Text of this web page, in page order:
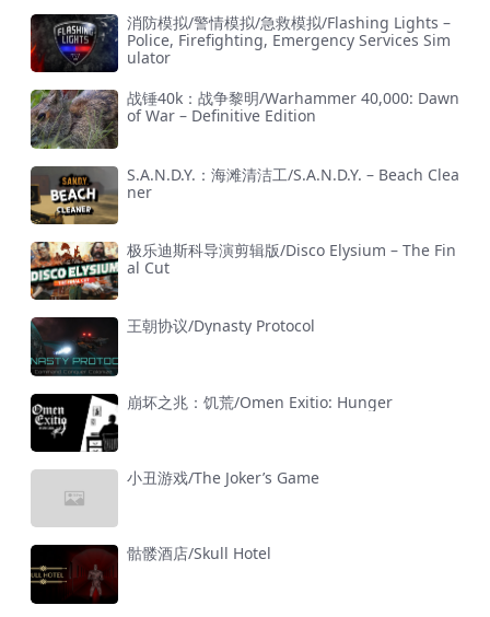
消防模拟/警情模拟/急救模拟/Flashing Lights –
Police, Firefighting, Emergency Services Sim
ulator
战锤40k：战争黎明/Warhammer 40,000: Dawn
of War – Definitive Edition
S.A.N.D.Y.：海滩清洁工/S.A.N.D.Y. – Beach Clea
ner
极乐迪斯科导演剪辑版/Disco Elysium – The Fin
al Cut
王朝协议/Dynasty Protocol
崩坏之兆：饥荒/Omen Exitio: Hunger
小丑游戏/The Joker’s Game
骷髅酒店/Skull Hotel